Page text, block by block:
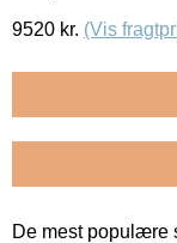
9520 kr. (Vis
De mest populære